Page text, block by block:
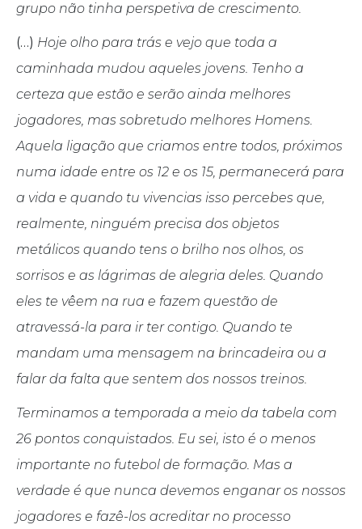
grupo não tinha perspetiva de crescimento.
(…) Hoje olho para trás e vejo que toda a
caminhada mudou aqueles jovens. Tenho a
certeza que estão e serão ainda melhores
jogadores, mas sobretudo melhores Homens.
Aquela ligação que criamos entre todos, próximos
numa idade entre os 12 e os 15, permanecerá para
a vida e quando tu vivencias isso percebes que,
realmente, ninguém precisa dos objetos
metálicos quando tens o brilho nos olhos, os
sorrisos e as lágrimas de alegria deles. Quando
eles te vêem na rua e fazem questão de
atravessá-la para ir ter contigo. Quando te
mandam uma mensagem na brincadeira ou a
falar da falta que sentem dos nossos treinos.
Terminamos a temporada a meio da tabela com
26 pontos conquistados. Eu sei, isto é o menos
importante no futebol de formação. Mas a
verdade é que nunca devemos enganar os nossos
jogadores e fazê-los acreditar no processo